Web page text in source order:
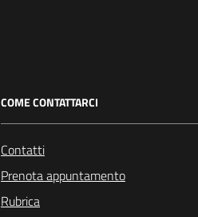
COME CONTATTARCI
Contatti
Prenota appuntamento
Rubrica